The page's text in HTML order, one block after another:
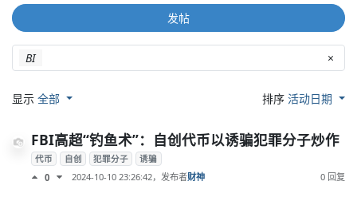
BI ×
发帖
显示 全部 排序活动日期
FBI高超“钓鱼术”：自创代币以诱骗犯罪分子炒作
代币 自创 犯罪分子 诱骗
0 2024-10-10 23:26:42，发布者财神 0 回复